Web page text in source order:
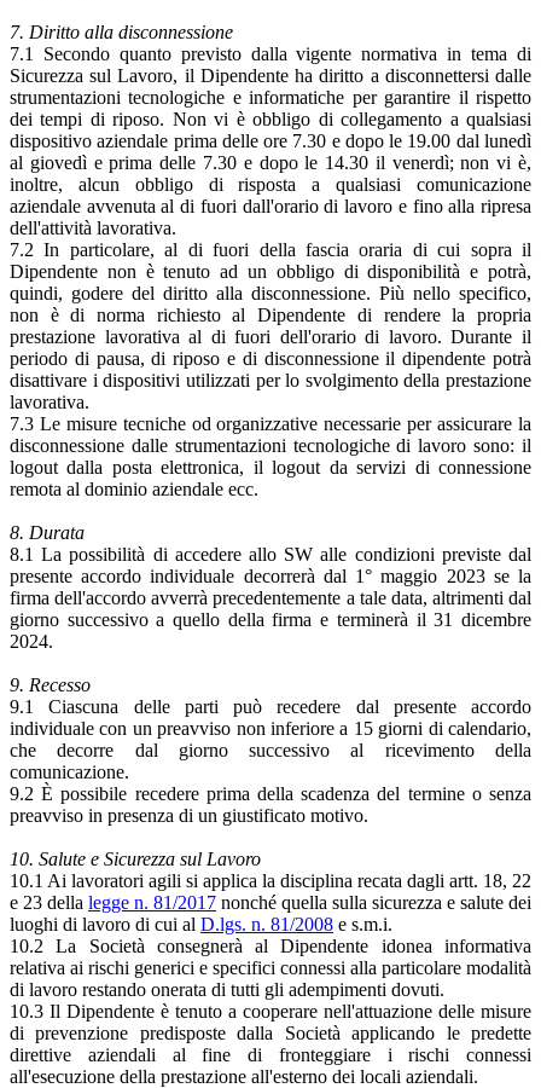
7. Diritto alla disconnessione
7.1 Secondo quanto previsto dalla vigente normativa in tema di
Sicurezza sul Lavoro, il Dipendente ha diritto a disconnettersi dalle
strumentazioni tecnologiche e informatiche per garantire il rispetto
dei tempi di riposo. Non vi è obbligo di collegamento a qualsiasi
dispositivo aziendale prima delle ore 7.30 e dopo le 19.00 dal lunedì
al giovedì e prima delle 7.30 e dopo le 14.30 il venerdì; non vi è,
inoltre, alcun obbligo di risposta a qualsiasi comunicazione
aziendale avvenuta al di fuori dall'orario di lavoro e fino alla ripresa
dell'attività lavorativa.
7.2 In particolare, al di fuori della fascia oraria di cui sopra il
Dipendente non è tenuto ad un obbligo di disponibilità e potrà,
quindi, godere del diritto alla disconnessione. Più nello specifico,
non è di norma richiesto al Dipendente di rendere la propria
prestazione lavorativa al di fuori dell'orario di lavoro. Durante il
periodo di pausa, di riposo e di disconnessione il dipendente potrà
disattivare i dispositivi utilizzati per lo svolgimento della prestazione
lavorativa.
7.3 Le misure tecniche od organizzative necessarie per assicurare la
disconnessione dalle strumentazioni tecnologiche di lavoro sono: il
logout dalla posta elettronica, il logout da servizi di connessione
remota al dominio aziendale ecc.
8. Durata
8.1 La possibilità di accedere allo SW alle condizioni previste dal
presente accordo individuale decorrerà dal 1° maggio 2023 se la
firma dell'accordo avverrà precedentemente a tale data, altrimenti dal
giorno successivo a quello della firma e terminerà il 31 dicembre
2024.
9. Recesso
9.1 Ciascuna delle parti può recedere dal presente accordo
individuale con un preavviso non inferiore a 15 giorni di calendario,
che decorre dal giorno successivo al ricevimento della
comunicazione.
9.2 È possibile recedere prima della scadenza del termine o senza
preavviso in presenza di un giustificato motivo.
10. Salute e Sicurezza sul Lavoro
10.1 Ai lavoratori agili si applica la disciplina recata dagli artt. 18, 22
e 23 della legge n. 81/2017 nonché quella sulla sicurezza e salute dei
luoghi di lavoro di cui al D.lgs. n. 81/2008 e s.m.i.
10.2 La Società consegnerà al Dipendente idonea informativa
relativa ai rischi generici e specifici connessi alla particolare modalità
di lavoro restando onerata di tutti gli adempimenti dovuti.
10.3 Il Dipendente è tenuto a cooperare nell'attuazione delle misure
di prevenzione predisposte dalla Società applicando le predette
direttive aziendali al fine di fronteggiare i rischi connessi
all'esecuzione della prestazione all'esterno dei locali aziendali.